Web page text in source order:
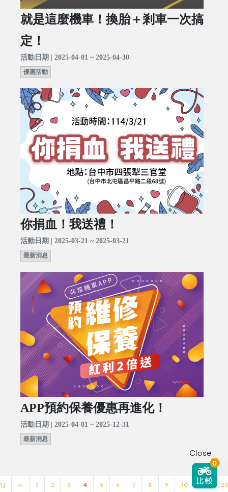
就是這麼機車！換胎＋剎車一次搞
定！
活動日期 | 2025-04-01 ~ 2025-04-30
優惠活動
你捐血！我送禮！
活動日期 | 2025-03-21 ~ 2025-03-21
最新消息
APP預約保養優惠再進化！
活動日期 | 2025-04-01 ~ 2025-12-31
最新消息
<< 1 2 3 4 5 6 7 8 9 10 >>
Close
0